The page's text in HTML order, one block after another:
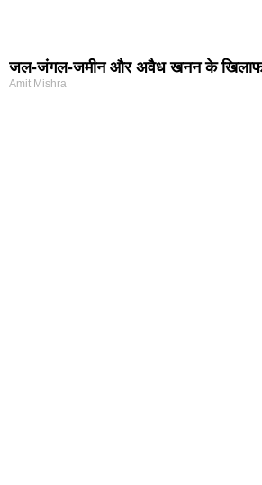
जल-जंगल-जमीन और अवैध खनन के
Amit Mishra